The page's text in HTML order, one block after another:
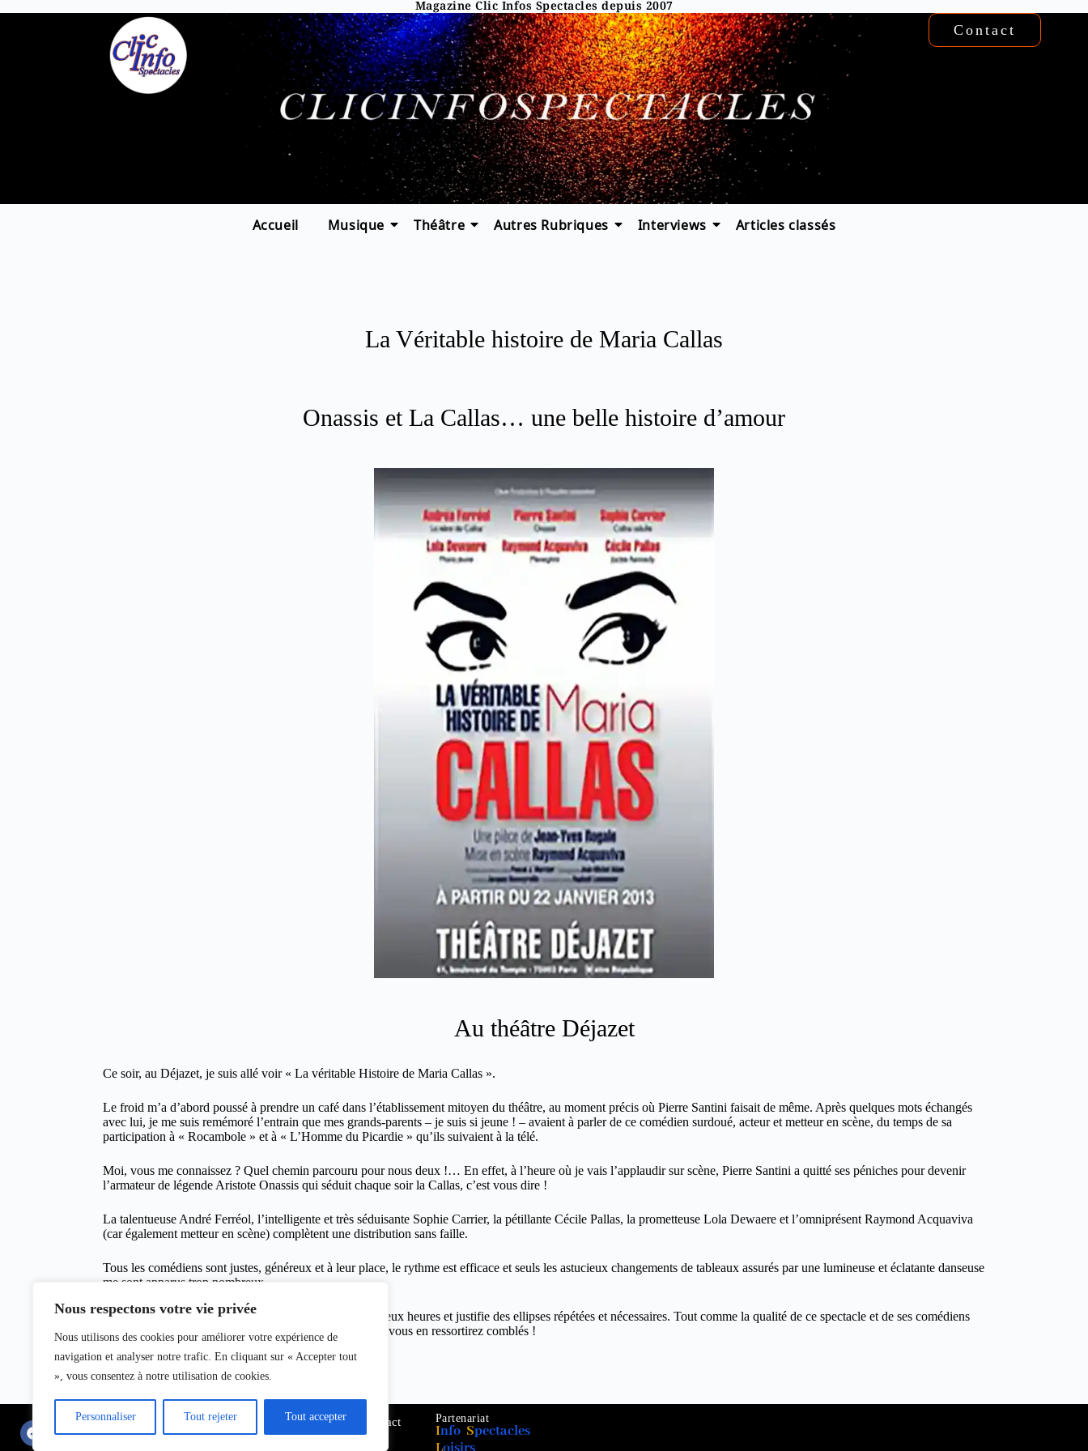
Nous respectons votre vie privée
Nous utilisons des cookies pour améliorer votre expérience de
navigation et analyser notre trafic. En cliquant sur « Accepter tout
», vous consentez à notre utilisation de cookies.
Personnaliser Tout rejeter Tout accepter
Magazine Clic Infos Spectacles depuis 2007
Contact
Accueil Musique Théâtre Autres Rubriques Interviews Articles classés
La Véritable histoire de Maria Callas
Onassis et La Callas… une belle histoire d’amour
Au théâtre Déjazet
Ce soir, au Déjazet, je suis allé voir « La véritable Histoire de Maria Callas ».
Le froid m’a d’abord poussé à prendre un café dans l’établissement mitoyen du théâtre, au moment précis où Pierre Santini faisait de même. Après quelques mots échangés
avec lui, je me suis remémoré l’entrain que mes grands-parents – je suis si jeune ! – avaient à parler de ce comédien surdoué, acteur et metteur en scène, du temps de sa
participation à « Rocambole » et à « L’Homme du Picardie » qu’ils suivaient à la télé.
Moi, vous me connaissez ? Quel chemin parcouru pour nous deux !… En effet, à l’heure où je vais l’applaudir sur scène, Pierre Santini a quitté ses péniches pour devenir
l’armateur de légende Aristote Onassis qui séduit chaque soir la Callas, c’est vous dire !
La talentueuse André Ferréol, l’intelligente et très séduisante Sophie Carrier, la pétillante Cécile Pallas, la prometteuse Lola Dewaere et l’omniprésent Raymond Acquaviva
(car également metteur en scène) complètent une distribution sans faille.
Tous les comédiens sont justes, généreux et à leur place, le rythme est efficace et seuls les astucieux changements de tableaux assurés par une lumineuse et éclatante danseuse
me sont apparus trop nombreux.
Mais la vie légendaire de Maria Callas est résumée en deux heures et justifie des ellipses répétées et nécessaires. Tout comme la qualité de ce spectacle et de ses comédiens
justifie que je vous incite à le voir sans aucune retenue : vous en ressortirez comblés !
S.O. Balnerd, le 24 janvier 2013
pour clicinfospectacles
Mentions légales Equipe du magazine Contact Partenariat
InfoSpectacles